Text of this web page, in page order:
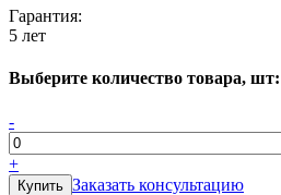
Гарантия:
5 лет
Выберите количество товара, шт:
-
+
Заказать консультацию